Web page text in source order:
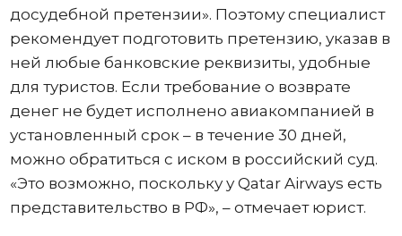
досудебной претензии». Поэтому специалист
рекомендует подготовить претензию, указав в
ней любые банковские реквизиты, удобные
для туристов. Если требование о возврате
денег не будет исполнено авиакомпанией в
установленный срок – в течение 30 дней,
можно обратиться с иском в российский суд.
«Это возможно, поскольку у Qatar Airways есть
представительство в РФ», – отмечает юрист.